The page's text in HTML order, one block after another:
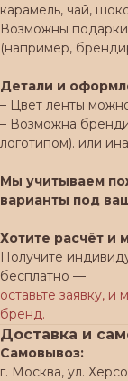
карамель, чай,
Возможны
(например,
Детали и
– Цвет ленты
– Возможна
логотипом). или
Мы учитываем
варианты под
Хотите расчёт и
Получите
бесплатно —
оставьте заявку,
бренд.
Доставка и
Самовывоз:
г. Москва, ул.